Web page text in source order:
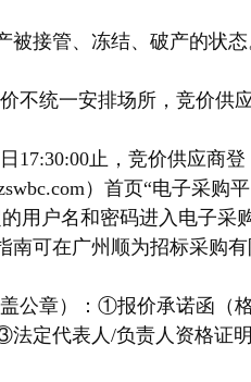
接管、冻结、破产的状态
不统一安排场所，竞价供
17:30:00止， 竞价供应商登
） 首页“电子采购平
用户名和密码进入 电子采
南可在广州顺为招标采购有
公章）：①报价承诺函（
定代表人/负责人资格证